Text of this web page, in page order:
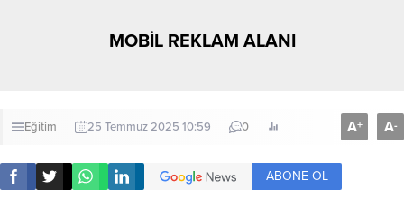
MOBİL REKLAM ALANI
Eğitim 25 Temmuz 2025 10:59 0 A+ A-
ABONE OL